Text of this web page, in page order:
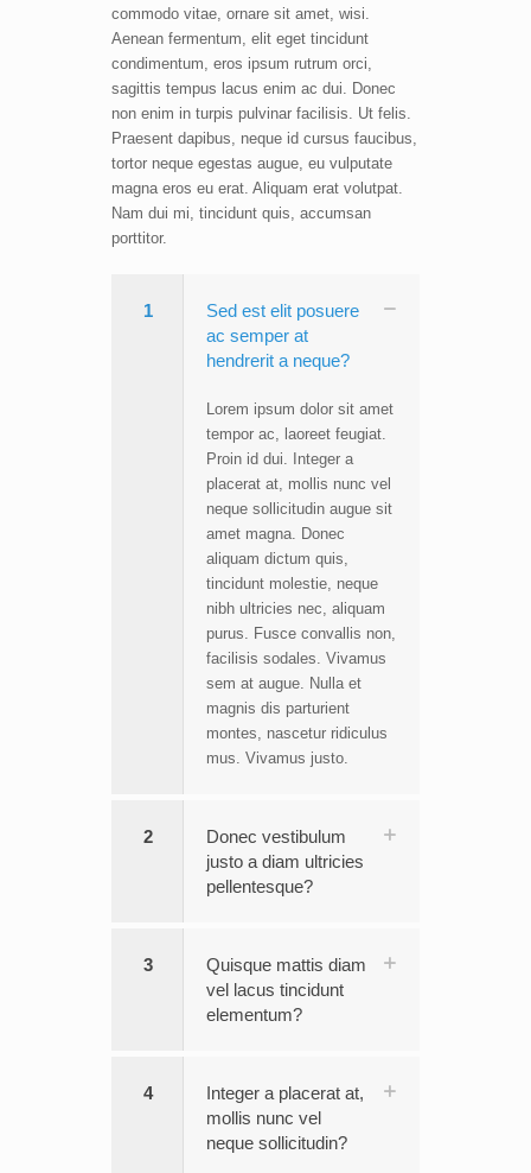
commodo vitae, ornare sit amet, wisi.
Aenean fermentum, elit eget tincidunt
condimentum, eros ipsum rutrum orci,
sagittis tempus lacus enim ac dui. Donec
non enim in turpis pulvinar facilisis. Ut felis.
Praesent dapibus, neque id cursus faucibus,
tortor neque egestas augue, eu vulputate
magna eros eu erat. Aliquam erat volutpat.
Nam dui mi, tincidunt quis, accumsan
porttitor.
1
Sed est elit posuere
ac semper at
hendrerit a neque?
Lorem ipsum dolor sit amet
tempor ac, laoreet feugiat.
Proin id dui. Integer a
placerat at, mollis nunc vel
neque sollicitudin augue sit
amet magna. Donec
aliquam dictum quis,
tincidunt molestie, neque
nibh ultricies nec, aliquam
purus. Fusce convallis non,
facilisis sodales. Vivamus
sem at augue. Nulla et
magnis dis parturient
montes, nascetur ridiculus
mus. Vivamus justo.
2
Donec vestibulum
justo a diam ultricies
pellentesque?
3
Quisque mattis diam
vel lacus tincidunt
elementum?
4
Integer a placerat at,
mollis nunc vel
neque sollicitudin?